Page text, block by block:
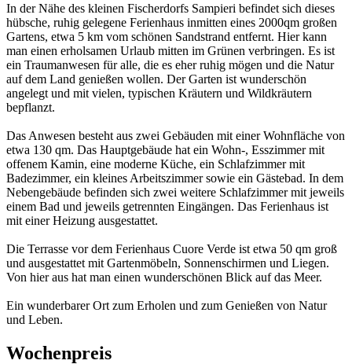
In der Nähe des kleinen Fischerdorfs Sampieri befindet sich dieses
hübsche, ruhig gelegene Ferienhaus inmitten eines 2000qm großen
Gartens, etwa 5 km vom schönen Sandstrand entfernt. Hier kann
man einen erholsamen Urlaub mitten im Grünen verbringen. Es ist
ein Traumanwesen für alle, die es eher ruhig mögen und die Natur
auf dem Land genießen wollen. Der Garten ist wunderschön
angelegt und mit vielen, typischen Kräutern und Wildkräutern
bepflanzt.
Das Anwesen besteht aus zwei Gebäuden mit einer Wohnfläche von
etwa 130 qm. Das Hauptgebäude hat ein Wohn-, Esszimmer mit
offenem Kamin, eine moderne Küche, ein Schlafzimmer mit
Badezimmer, ein kleines Arbeitszimmer sowie ein Gästebad. In dem
Nebengebäude befinden sich zwei weitere Schlafzimmer mit jeweils
einem Bad und jeweils getrennten Eingängen. Das Ferienhaus ist
mit einer Heizung ausgestattet.
Die Terrasse vor dem Ferienhaus Cuore Verde ist etwa 50 qm groß
und ausgestattet mit Gartenmöbeln, Sonnenschirmen und Liegen.
Von hier aus hat man einen wunderschönen Blick auf das Meer.
Ein wunderbarer Ort zum Erholen und zum Genießen von Natur
und Leben.
Wochenpreis